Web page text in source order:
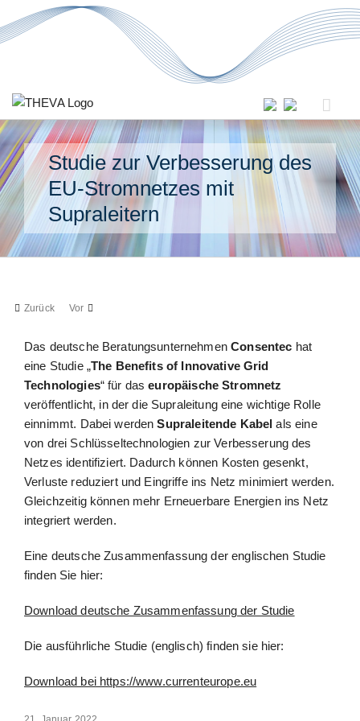
Inhalt
springen
Studie zur Verbesserung des
EU-Stromnetzes mit
Supraleitern
Zurück Vor
Das deutsche BeratungsunternehmenConsentec hat
eine Studie „The Benefits of Innovative Grid
Technologies“ für daseuropäische Stromnetz
veröffentlicht, in der die Supraleitung eine wichtige Rolle
einnimmt. Dabei werden Supraleitende Kabel als eine
von drei Schlüsseltechnologien zur Verbesserung des
Netzes identifiziert. Dadurch können Kosten gesenkt,
Verluste reduziert und Eingriffe ins Netz minimiert werden.
Gleichzeitig können mehr Erneuerbare Energien ins Netz
integriert werden.
Eine deutsche Zusammenfassung der englischen Studie
finden Sie hier:
Download deutsche Zusammenfassung der Studie
Die ausführliche Studie (englisch) finden sie hier:
Download bei https://www.currenteurope.eu